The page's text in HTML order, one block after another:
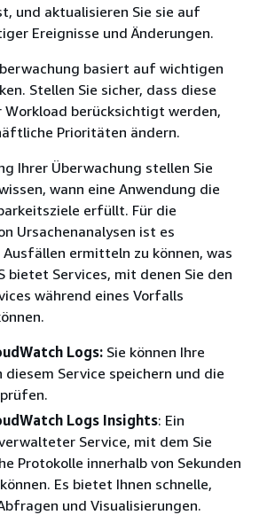
und aktualisieren Sie sie auf
Ereignisse und Änderungen.
basiert auf wichtigen
Stellen Sie sicher, dass diese
Workload berücksichtigt werden,
Prioritäten ändern.
Ihrer Überwachung stellen Sie
wann eine Anwendung die
erfüllt. Für die
Ursachenanalysen ist es
ermitteln zu können, was
bietet Services, mit denen Sie den
während eines Vorfalls
Logs: Sie können Ihre
diesem Service speichern und die
Logs Insights: Ein
Service, mit dem Sie
Protokolle innerhalb von Sekunden
Es bietet Ihnen schnelle,
und Visualisierungen.